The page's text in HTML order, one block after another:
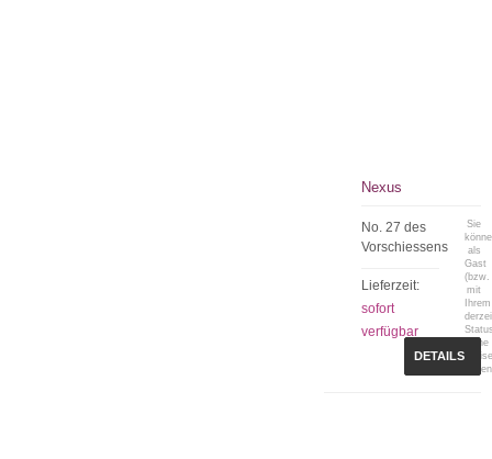
Nexus
No. 27 des
Vorschiessens
Lieferzeit:
sofort
verfügbar
Sie
als
Gast
(bzw.
mit
Ihrem
keine
DETAILS